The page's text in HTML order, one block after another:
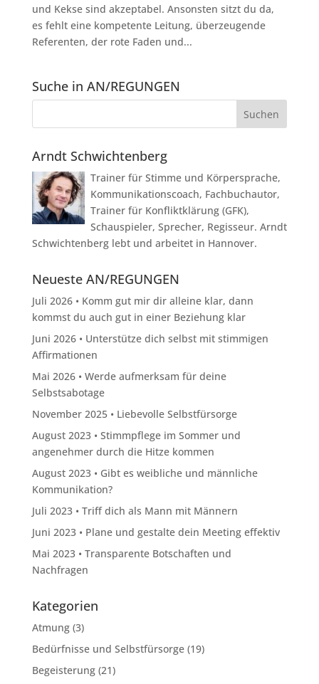
und Kekse sind akzeptabel. Ansonsten sitzt du da,
es fehlt eine kompetente Leitung, überzeugende
Referenten, der rote Faden und...
Suche in AN/REGUNGEN
Arndt Schwichtenberg
Trainer für Stimme und Körpersprache,
Kommunikationscoach, Fachbuchautor,
Trainer für Konfliktklärung (GFK),
Schauspieler, Sprecher, Regisseur. Arndt
Schwichtenberg lebt und arbeitet in Hannover.
Neueste AN/REGUNGEN
Juli 2026 • Komm gut mir dir alleine klar, dann
kommst du auch gut in einer Beziehung klar
Juni 2026 • Unterstütze dich selbst mit stimmigen
Affirmationen
Mai 2026 • Werde aufmerksam für deine
Selbstsabotage
November 2025 • Liebevolle Selbstfürsorge
August 2023 • Stimmpflege im Sommer und
angenehmer durch die Hitze kommen
August 2023 • Gibt es weibliche und männliche
Kommunikation?
Juli 2023 • Triff dich als Mann mit Männern
Juni 2023 • Plane und gestalte dein Meeting effektiv
Mai 2023 • Transparente Botschaften und
Nachfragen
Kategorien
Atmung(3)
Bedürfnisse und Selbstfürsorge(19)
Begeisterung(21)